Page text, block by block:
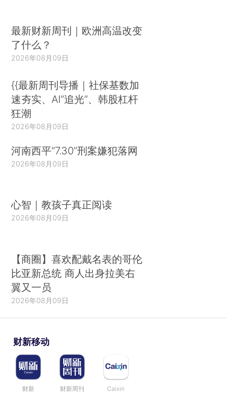
最新财新周刊｜欧洲高温改变
了什么？
2026年08月09日
{{最新周刊导播｜社保基数加
速夯实、AI“追光”、韩股杠杆
狂潮
2026年08月09日
河南西平“7.30”刑案嫌犯落网
2026年08月09日
心智｜教孩子真正阅读
2026年08月09日
【商圈】喜欢配戴名表的哥伦
比亚新总统 商人出身拉美右
翼又一员
2026年08月09日
财新移动
财新 财新周刊 Caixin